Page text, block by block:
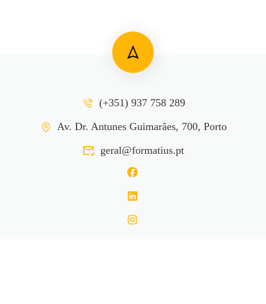
(+351) 937 758 289
Av. Dr. Antunes Guimarães, 700, Porto
geral@formatius.pt